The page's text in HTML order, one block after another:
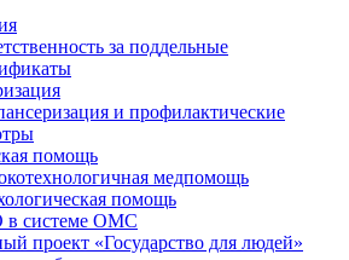
за поддельные
и профилактические
помощь
медпомощь
помощь
системе ОМС
проект «Государство для людей»